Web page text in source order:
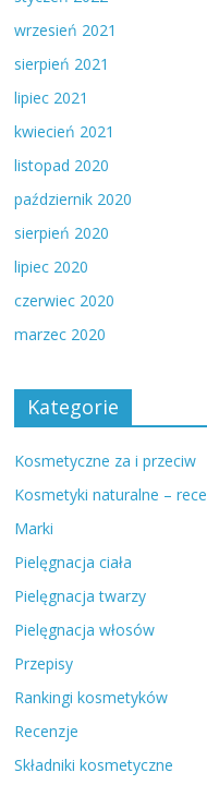
wrzesień 2021
sierpień 2021
lipiec 2021
kwiecień 2021
listopad 2020
październik 2020
sierpień 2020
lipiec 2020
czerwiec 2020
marzec 2020
Kategorie
Kosmetyczne za i przeciw
Kosmetyki naturalne –
Marki
Pielęgnacja ciała
Pielęgnacja twarzy
Pielęgnacja włosów
Przepisy
Rankingi kosmetyków
Recenzje
Składniki kosmetyczne